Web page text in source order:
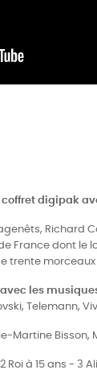
digipak
Richard
France dont
trente
les
Telemann,
Martine Bisson,
Roi à 15 ans -